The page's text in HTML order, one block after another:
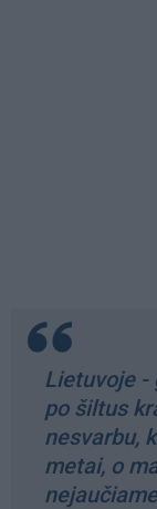
Lietuvoje -
po šiltus
nesvarbu,
metai, o